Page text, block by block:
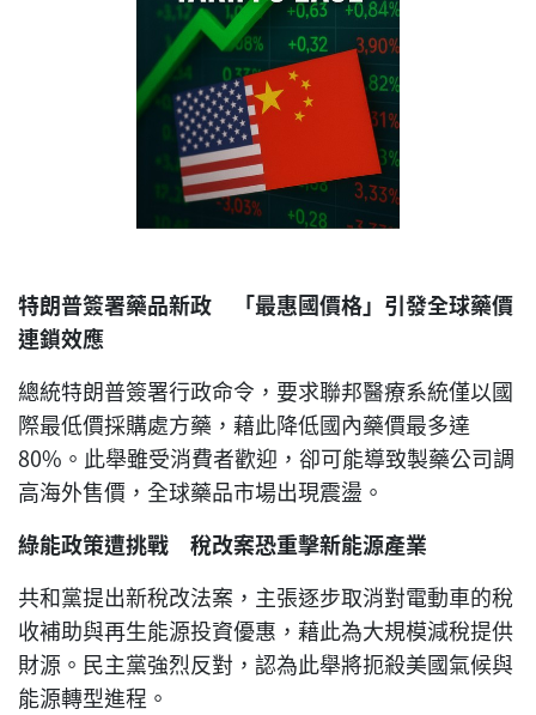
特朗普簽署藥品新政 「最惠國價格」引發全球藥價
連鎖效應
總統特朗普簽署行政命令，要求聯邦醫療系統僅以國
際最低價採購處方藥，藉此降低國內藥價最多達
80%。此舉雖受消費者歡迎，卻可能導致製藥公司調
高海外售價，全球藥品市場出現震盪。
綠能政策遭挑戰 稅改案恐重擊新能源產業
共和黨提出新稅改法案，主張逐步取消對電動車的稅
收補助與再生能源投資優惠，藉此為大規模減稅提供
財源。民主黨強烈反對，認為此舉將扼殺美國氣候與
能源轉型進程。